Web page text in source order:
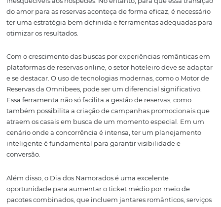
hoteleiro. Com a aproximação dessa celebração, hotéis e
pousadas têm a oportunidade de transformar o clima
em reservas diretas, criando experiências únicas para
ocupação, mas também de proporcionar memórias
inesquecíveis aos hóspedes. No entanto, para que essa
do amor para as reservas aconteça de forma eficaz, é
ter uma estratégia bem definida e ferramentas
otimizar os resultados.
Com o crescimento das buscas por experiências
plataformas de reservas online, o setor hoteleiro deve
Reservas da Omnibees, pode ser um diferencial
Essa ferramenta não só facilita a gestão de reservas,
também possibilita a criação de campanhas